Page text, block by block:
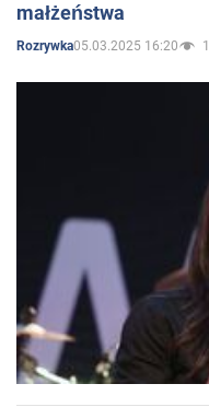
małżeństwa
Rozrywka05.03.2025 16:20 1